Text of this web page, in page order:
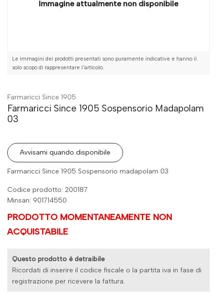
Immagine attualmente non disponibile
Le immagini dei prodotti presentati sono puramente indicative e hanno il
solo scopo di rappresentare l'articolo.
Farmaricci Since 1905
Farmaricci Since 1905 Sospensorio Madapolam
03
Avvisami quando disponibile
Farmaricci Since 1905 Sospensorio madapolam 03
Codice prodotto: 200187
Minsan: 901714550
PRODOTTO MOMENTANEAMENTE NON
ACQUISTABILE
Questo prodotto è detraibile
Ricordati di inserire il codice fiscale o la partita iva in fase di
registrazione per ricevere la fattura.